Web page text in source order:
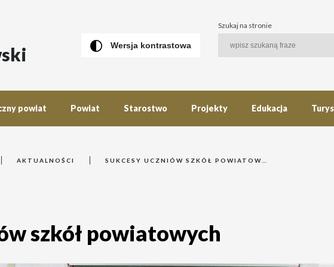
Wersja kontrastowa
Szukaj na stronie
powiat Powiat Starostwo Projekty Edukacja
AKTUALNOŚCI SUKCESY UCZNIÓW SZKÓŁ POWIATOWYCH
szkół powiatowych